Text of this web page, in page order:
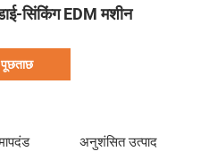
सिंकिंग EDM मशीन
पूछताछ
अनुशंसित उत्पाद